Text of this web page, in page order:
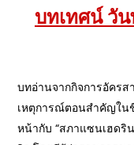
บทเทศน์ วั
บทอ่านจากกิจการอัครส
เหตุการณ์ตอนสำคัญใน
หน้ากับ “สภาแซนเฮดริ